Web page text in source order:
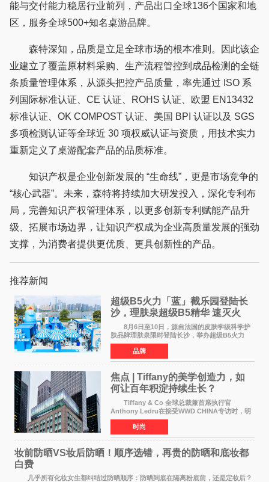
能与交付能力稳居行业前列，产品出口全球136个国家和地
区，服务全球500+知名桌游品牌。
森特深知，品质是立足全球市场的根本准则。因此该企
业建立了覆盖原材料采购、生产流程管控到成品检测的全链
条质量管理体系，从源头把控产品质量，率先通过 ISO 系
列国际标准认证、CE 认证、ROHS 认证、欧盟 EN13432
标准认证、OK COMPOST 认证、美国 BPI 认证以及 SGS
多项检测认证等全球近 30 项权威认证与资质，用技术实力
重新定义了桌游配套产品的品质标准。
知识产权是企业创新发展的 “生命线”，更是市场竞争的
“核心武器”。未来，森特将持续加大研发投入，深化专利布
局，完善知识产权管理体系，以更多创新专利赋能产品升
级、拓展市场边界，让知识产权成为企业高质量发展的强劲
支撑，为消费者提供更优质、更具创新性的产品。
推荐新闻
超级B5火力「蓝」截乐园登陆长
沙，理肤泉超级B5精华 速灭火
气，不闹皮气
8月6日至10日，源自法国的皮肤学级科学护
肤品牌理肤泉限时登陆长沙，举办超级B5火力
「蓝」截乐园快闪活动。作为全球皮肤学专家NO
1推荐护肤品牌[1]，理肤泉聚焦当代人群普遍存
在的皮肤困扰，以
品牌
焦点 | Tiffany的美学创造力，如
何让百年积淀持续生长？
Tiffany & Co 全球总裁兼首席执行官
Anthony Ledru在接受WWD CHINA专访时，明
确将艺术性称为当下奢侈品牌最高层级的差异化
优势。 by Elaine Chen — —WWD国际
时尚特讯 当奢侈
时尚
妆前防晒VS妆后防晒！顺序选错，再贵的防晒和底妆都
白费
几乎所有化妆女生都纠结过防晒顺序：防晒到底在隔离粉底前，还是定妆后？